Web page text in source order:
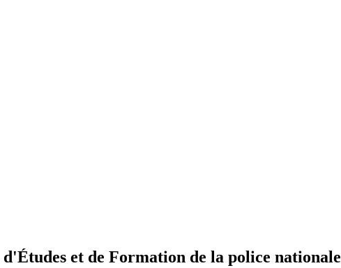
et de Formation de la police nationale